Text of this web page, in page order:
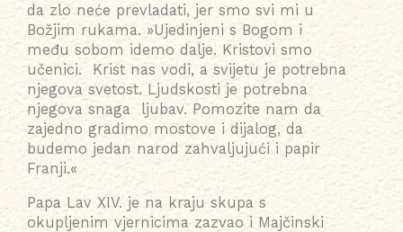
da zlo neće prevladati, jer smo svi mi u
Božjim rukama. »Ujedinjeni s Bogom i
među sobom idemo dalje. Kristovi smo
učenici. Krist nas vodi, a svijetu je potrebna
njegova svetost. Ljudskosti je potrebna
njegova snaga ljubav. Pomozite nam da
zajedno gradimo mostove i dijalog, da
budemo jedan narod zahvaljujući i papir
Franji.«
Papa Lav XIV. je na kraju skupa s
okupljenim vjernicima zazvao i Majčinski